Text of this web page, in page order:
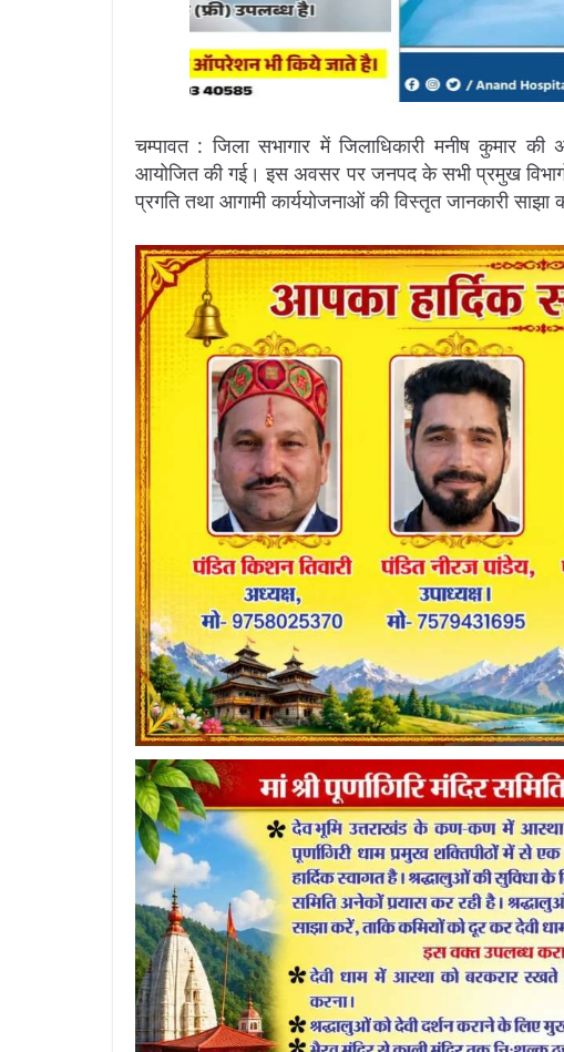
चम्पावत : जिला सभागार में जिलाधिकारी मनीष कुमार की
आयोजित की गई। इस अवसर पर जनपद के सभी प्रमुख
प्रगति तथा आगामी कार्ययोजनाओं की विस्तृत जानकारी साझा